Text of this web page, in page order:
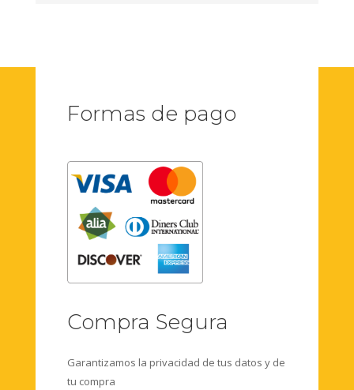
Formas de pago
Compra Segura
Garantizamos la privacidad de tus datos y de
tu compra